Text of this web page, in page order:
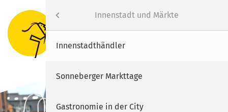
Rathaus
Erleben
Erleben
Interessantes vor Ort
Innenstadt und Märkte
Tourismus
Innenstadt und Märkte
Innenstadthändler
Sonneberger Markttage
Gastronomie in der City